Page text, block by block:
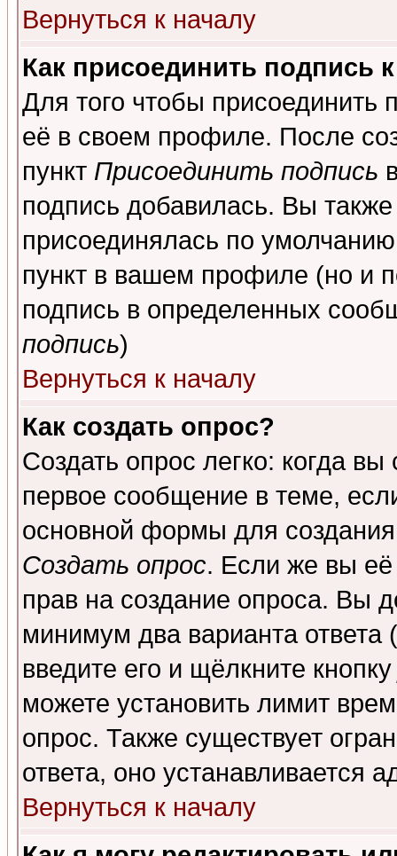
Вернуться к началу
Как присоединить подпись
Для того чтобы присоединить
её в своем профиле. После
пункт Присоединить подпись
подпись добавилась. Вы
присоединялась по
пункт в вашем профиле (но и
подпись в определенных
подпись)
Вернуться к началу
Как создать опрос?
Создать опрос легко: когда
первое сообщение в теме,
основной формы для
Создать опрос. Если же вы её
прав на создание опроса. Вы
минимум два варианта ответа
введите его и щёлкните
можете установить лимит
опрос. Также существует
ответа, оно устанавливается
Вернуться к началу